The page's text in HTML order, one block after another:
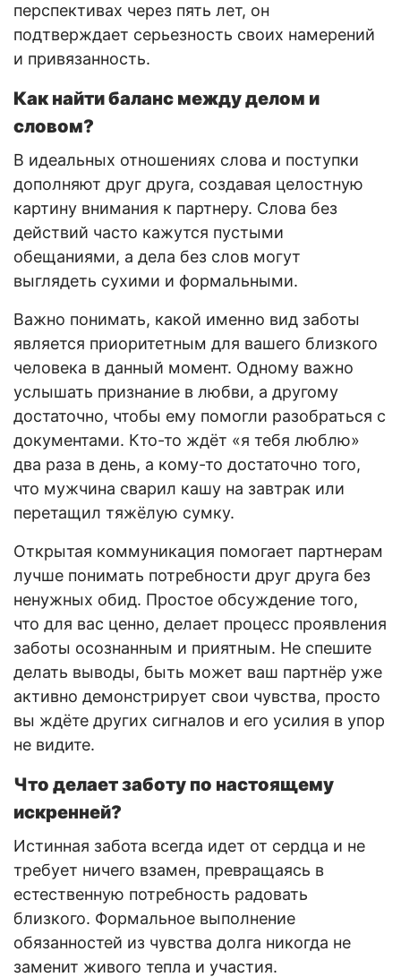
перспективах через пять лет, он
подтверждает серьезность своих намерений
и привязанность.
Как найти баланс между делом и
словом?
В идеальных отношениях слова и поступки
дополняют друг друга, создавая целостную
картину внимания к партнеру. Слова без
действий часто кажутся пустыми
обещаниями, а дела без слов могут
выглядеть сухими и формальными.
Важно понимать, какой именно вид заботы
является приоритетным для вашего близкого
человека в данный момент. Одному важно
услышать признание в любви, а другому
достаточно, чтобы ему помогли разобраться с
документами. Кто-то ждёт «я тебя люблю»
два раза в день, а кому-то достаточно того,
что мужчина сварил кашу на завтрак или
перетащил тяжёлую сумку.
Открытая коммуникация помогает партнерам
лучше понимать потребности друг друга без
ненужных обид. Простое обсуждение того,
что для вас ценно, делает процесс проявления
заботы осознанным и приятным. Не спешите
делать выводы, быть может ваш партнёр уже
активно демонстрирует свои чувства, просто
вы ждёте других сигналов и его усилия в упор
не видите.
Что делает заботу по настоящему
искренней?
Истинная забота всегда идет от сердца и не
требует ничего взамен, превращаясь в
естественную потребность радовать
близкого. Формальное выполнение
обязанностей из чувства долга никогда не
заменит живого тепла и участия.